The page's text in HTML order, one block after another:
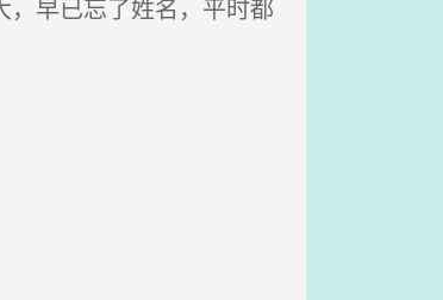
早已忘了姓名，平时都